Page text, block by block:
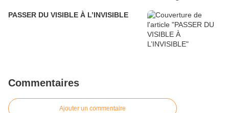
PASSER DU VISIBLE À L’INVISIBLE
Commentaires
Ajouter un commentaire